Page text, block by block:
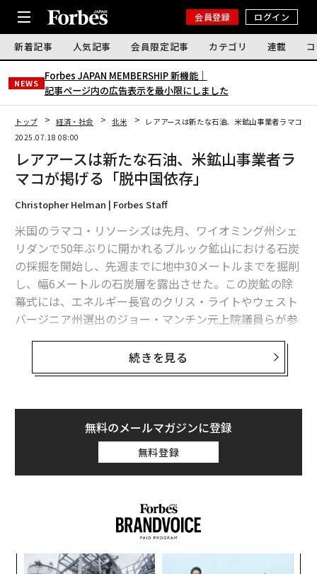
会員登録 ログイン
新着記事 人気記事 会員限定記事 カテゴリ 連載
NEWS
Forbes JAPAN MEMBERSHIP 新機能｜
記事ページ内の広告表示を最小限にしました
トップ 経済・社会 北米
レアアースは新たな石油、米鉱山事業者ラマコが
2025.07.18 08:00
レアアースは新たな石油、米鉱山事業者ラ
マコが掲げる「脱中国依存」
Christopher Helman | Forbes Staff
米国のラマコ・リソーシズは先月、ワイオミング州シェ
リダンで50年ぶりに開かれるブルック鉱山における石炭
の採掘を開始し、先週までに地中30メートルまでを掘削
し、幅6メートルの石炭層を露出させた。この炭鉱の除
幕式には、エネルギー長官のクリス・ライトやウェスト
バージニア州選出のジョー・マンチン元上院議員らが参
加したが、彼らの関心を引いたのは、発電用の古典的な
石炭ではなかった。ブルック鉱山に彼らが足を運んだの
は、石炭に含まれる希少なレアアース資源に注目してい
ラマコの会長でCEOのランドール・アトキンスは、今後
12カ月間で採掘を予定している250万トンの石炭の中
に、世界で最も需要の高いレアアースやその他の重要鉱
物が含まれていることを期待している。その鉱物とは具
ガリウムなどの物質で、これらは強力な磁石や半導体、
暗視ゴーグル、極超音速ミサイルなどの製造に欠かせな
続きを見る
無料のメールマガジンに登録
無料登録